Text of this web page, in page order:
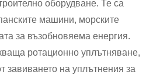
оборудване. Те са
машини, морските
за възобновяема енергия.
ротационно уплътняване,
завиването на уплътнения за